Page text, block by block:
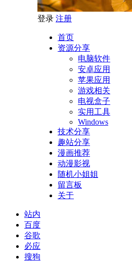
登录 注册
首页
资源分享
电脑软件
安卓应用
苹果应用
游戏相关
电视盒子
实用工具
Windows
技术分享
趣站分享
漫画推荐
动漫影视
随机小姐姐
留言板
关于
站内
百度
谷歌
必应
搜狗